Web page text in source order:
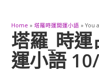
Home » 塔羅時運開運小語 » You
塔羅_時
運小語